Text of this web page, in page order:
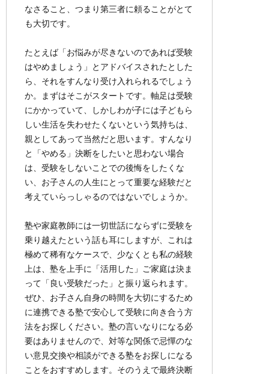
なさること、つまり第三者に頼ることがとて
も大切です。
たとえば「お悩みが尽きないのであれば受験
はやめましょう」とアドバイスされたとした
ら、それをすんなり受け入れられるでしょう
か。まずはそこがスタートです。軸足は受験
にかかっていて、しかしわが子には子どもら
しい生活を失わせたくないという気持ちは、
親としてあって当然だと思います。すんなり
と「やめる」決断をしたいと思わない場合
は、受験をしないことでの後悔をしたくな
い、お子さんの人生にとって重要な経験だと
考えていらっしゃるのではないでしょうか。
塾や家庭教師には一切世話にならずに受験を
乗り越えたという話も耳にしますが、これは
極めて稀有なケースで、少なくとも私の経験
上は、塾を上手に「活用した」ご家庭は決ま
って「良い受験だった」と振り返られます。
ぜひ、お子さん自身の時間を大切にするため
に連携できる塾で安心して受験に向き合う方
法をお探しください。塾の言いなりになる必
要はありませんので、対等な関係で忌憚のな
い意見交換や相談ができる塾をお探しになる
ことをおすすめします。そのうえで最終決断